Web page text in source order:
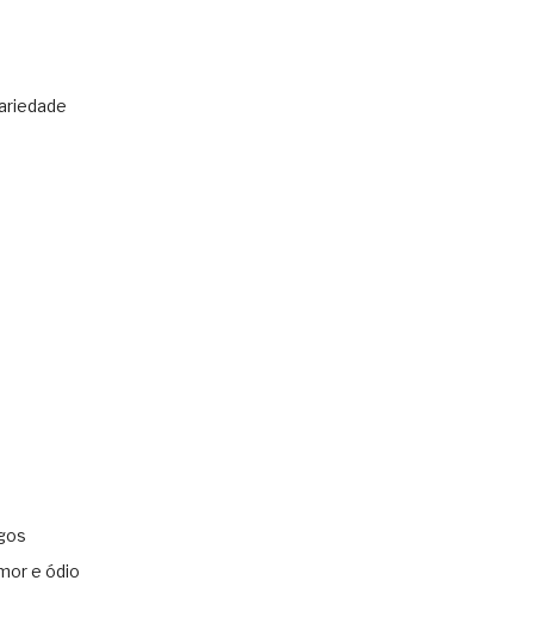
e ódio